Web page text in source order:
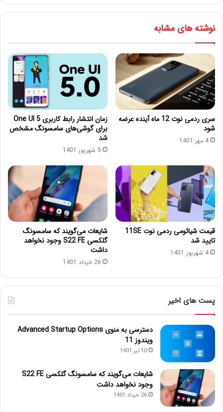
نوشته های مشابه
سری ردمی نوت 12 ماه آینده عرضه
شود
4 مهر 1401
زمان انتشار رابط کاربری One UI 5
برای گوشی‌های سامسونگ مشخص
شد
5 شهریور 1401
قیمت شیائومی ردمی نوت 11SE
تایید شد
4 شهریور 1401
شایعات می‌گویند که سامسونگ
گلکسی S22 FE وجود نخواهد
داشت
26 خرداد 1401
پست های اخیر
دسترسی به منوی Advanced Startup Options
ویندوز 11
10 تیر 1401
شایعات می‌گویند که سامسونگ گلکسی S22 FE
وجود نخواهد داشت
26 خرداد 1401